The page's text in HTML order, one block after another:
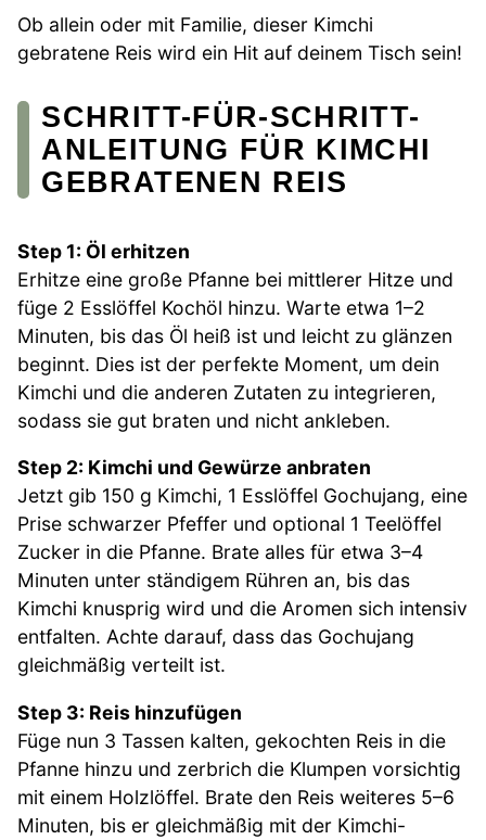
Ob allein oder mit Familie, dieser Kimchi
gebratene Reis wird ein Hit auf deinem Tisch sein!
SCHRITT-FÜR-SCHRITT-
ANLEITUNG FÜR KIMCHI
GEBRATENEN REIS
Step 1: Öl erhitzen
Erhitze eine große Pfanne bei mittlerer Hitze und
füge 2 Esslöffel Kochöl hinzu. Warte etwa 1–2
Minuten, bis das Öl heiß ist und leicht zu glänzen
beginnt. Dies ist der perfekte Moment, um dein
Kimchi und die anderen Zutaten zu integrieren,
sodass sie gut braten und nicht ankleben.
Step 2: Kimchi und Gewürze anbraten
Jetzt gib 150 g Kimchi, 1 Esslöffel Gochujang, eine
Prise schwarzer Pfeffer und optional 1 Teelöffel
Zucker in die Pfanne. Brate alles für etwa 3–4
Minuten unter ständigem Rühren an, bis das
Kimchi knusprig wird und die Aromen sich intensiv
entfalten. Achte darauf, dass das Gochujang
gleichmäßig verteilt ist.
Step 3: Reis hinzufügen
Füge nun 3 Tassen kalten, gekochten Reis in die
Pfanne hinzu und zerbrich die Klumpen vorsichtig
mit einem Holzlöffel. Brate den Reis weiteres 5–6
Minuten, bis er gleichmäßig mit der Kimchi-